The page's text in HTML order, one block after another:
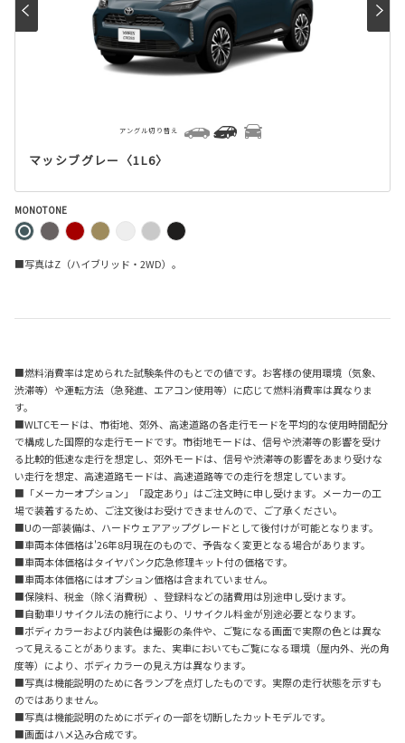
マッシブグレー〈1L6〉
アングル切り替え
MONOTONE
■写真はZ（ハイブリッド・2WD）。
■燃料消費率は定められた試験条件のもとでの値です。お客様の使用環境（気象、
渋滞等）や運転方法（急発進、エアコン使用等）に応じて燃料消費率は異なりま
す。
■WLTCモードは、市街地、郊外、高速道路の各走行モードを平均的な使用時間配分
で構成した国際的な走行モードです。市街地モードは、信号や渋滞等の影響を受け
る比較的低速な走行を想定し、郊外モードは、信号や渋滞等の影響をあまり受けな
い走行を想定、高速道路モードは、高速道路等での走行を想定しています。
■「メーカーオプション」「設定あり」はご注文時に申し受けます。メーカーの工
場で装着するため、ご注文後はお受けできませんので、ご了承ください。
■Uの一部装備は、ハードウェアアップグレードとして後付けが可能となります。
■車両本体価格は'26年8月現在のもので、予告なく変更となる場合があります。
■車両本体価格はタイヤパンク応急修理キット付の価格です。
■車両本体価格にはオプション価格は含まれていません。
■保険料、税金（除く消費税）、登録料などの諸費用は別途申し受けます。
■自動車リサイクル法の施行により、リサイクル料金が別途必要となります。
■ボディカラーおよび内装色は撮影の条件や、ご覧になる画面で実際の色とは異な
って見えることがあります。また、実車においてもご覧になる環境（屋内外、光の角
度等）により、ボディカラーの見え方は異なります。
■写真は機能説明のために各ランプを点灯したものです。実際の走行状態を示すも
のではありません。
■写真は機能説明のためにボディの一部を切断したカットモデルです。
■画面はハメ込み合成です。